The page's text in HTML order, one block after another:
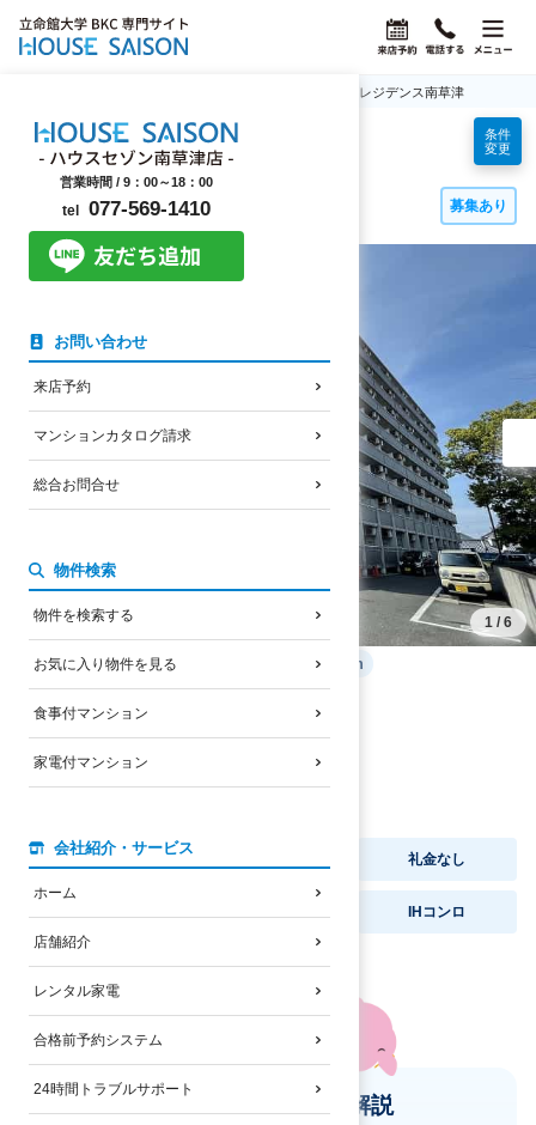
営業時間 / 9：00～18：00
tel 077-569-1410
お問い合わせ
来店予約
マンションカタログ請求
総合お問合せ
物件検索
物件を検索する
お気に入り物件を見る
食事付マンション
家電付マンション
会社紹介・サービス
ホーム
店舗紹介
レンタル家電
合格前予約システム
24時間トラブルサポート
ワイズレジデンス南草津
ワイズレジデンス南草津
立命館大学生におすすめの賃貸マンション
南草津駅前 募集あり
ワイズレジデンス南草津の外観・共用部写真
1 /6
立命館大学BKCまで自転車 4100 m
家賃 4.25
JRびわこ線
オートロック 礼金なし
IHコンロ
へやいるか君の物件解説
条件
変更